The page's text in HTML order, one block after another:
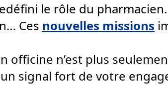
le rôle du
Ces nouvelles missions
officine n’est plus
signal fort de votre